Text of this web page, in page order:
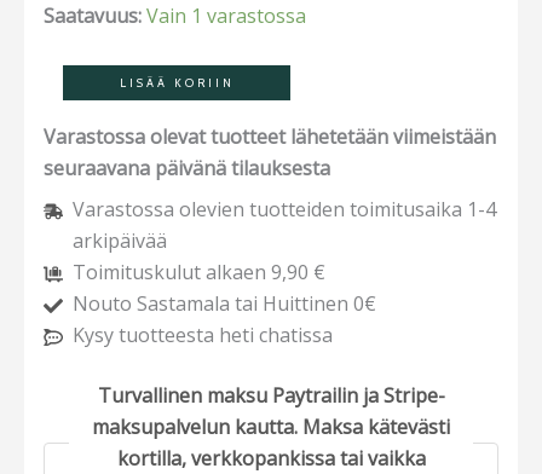
Saatavuus:Vain 1 varastossa
LISÄÄ KORIIN
Varastossa olevat tuotteet lähetetään viimeistään
seuraavana päivänä tilauksesta
Varastossa olevien tuotteiden toimitusaika 1-4
arkipäivää
Toimituskulut alkaen 9,90 €
Nouto Sastamala tai Huittinen 0€
Kysy tuotteesta heti chatissa
Turvallinen maksu Paytrailin ja Stripe-
maksupalvelun kautta. Maksa kätevästi
kortilla, verkkopankissa tai vaikka